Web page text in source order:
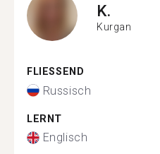
K.
Kurgan
FLIESSEND
Russisch
LERNT
Englisch